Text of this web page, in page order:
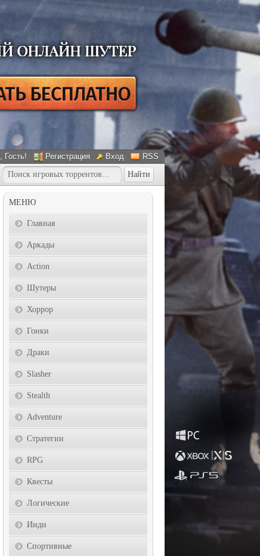
, Гость! Регистрация Вход RSS
МЕНЮ
Главная
Аркады
Action
Шутеры
Хоррор
Гонки
Драки
Slasher
Stealth
Adventure
Стратегии
RPG
Квесты
Логические
Инди
Спортивные